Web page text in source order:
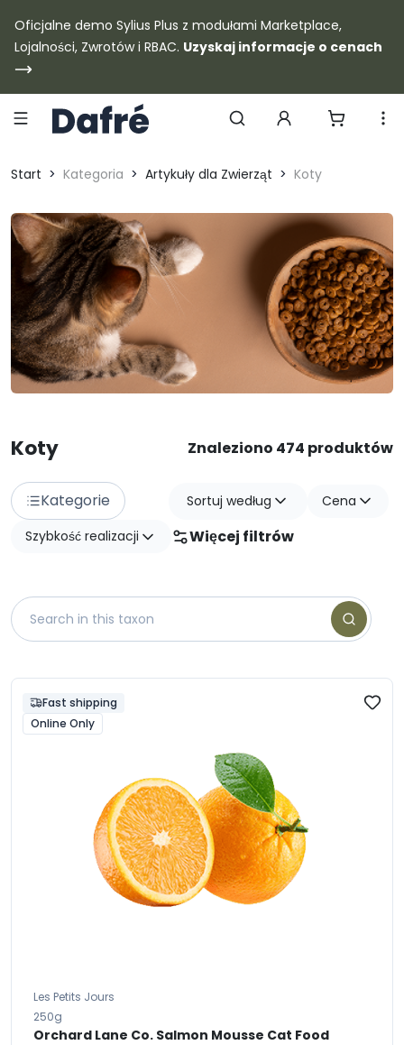
Dafre
Oficjalne demo Sylius Plus z modułami Marketplace,
Lojalności, Zwrotów i RBAC. Uzyskaj informacje o cenach
Start
Kategoria Artykuły dla Zwierząt Koty
Koty Znaleziono 474 produktów
Kategorie Sortuj według
Cena
Szybkość realizacji
Więcej filtrów
Fast shipping
Online Only
Les Petits Jours
250g
Orchard Lane Co. Salmon Mousse Cat Food